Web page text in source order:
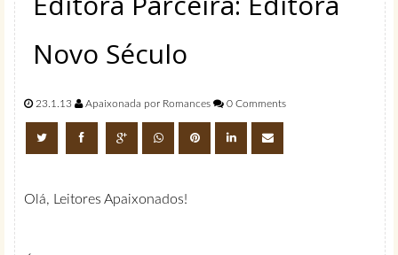
Novo Século
23.1.13 Apaixonada por Romances 0 Comments
Olá, Leitores Apaixonados!